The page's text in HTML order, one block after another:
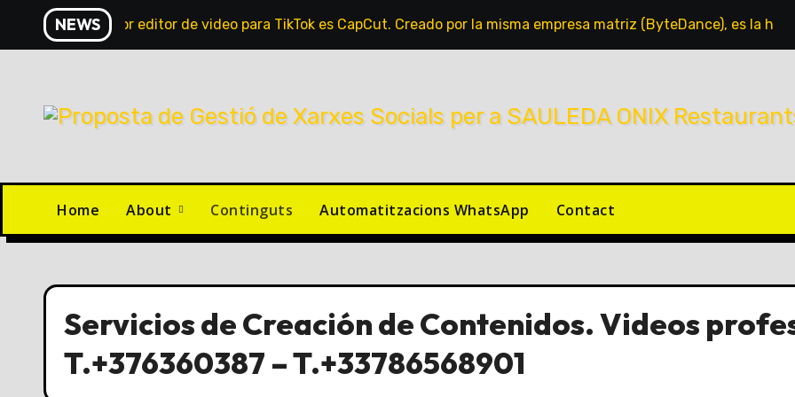
NEWSEl mejor editor de video para TikTok es CapCut. Creado por la misma empresa matriz (ByteDance), es la
Home About Continguts Automatitzacions WhatsApp Contact
Servicios de Creación de Contenidos. Videos
T.+376360387 – T.+33786568901